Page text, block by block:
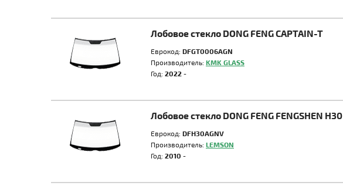
Лобовое стекло DONG FENG CAPTAIN-T
Еврокод: DFGT0006AGN
Производитель: KMK GLASS
Год: 2022 -
Лобовое стекло DONG FENG FENGSHEN H30
Еврокод: DFH30AGNV
Производитель: LEMSON
Год: 2010 -